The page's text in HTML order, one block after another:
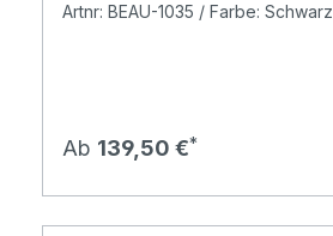
Artnr: BEAU-1035 / Farbe: Schwarz
Regulärer Preis:
Ab 139,50 €